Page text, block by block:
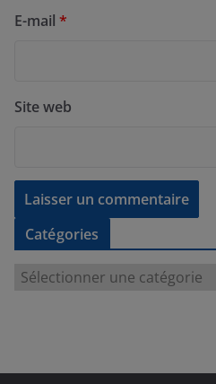
E-mail *
Site web
Catégories